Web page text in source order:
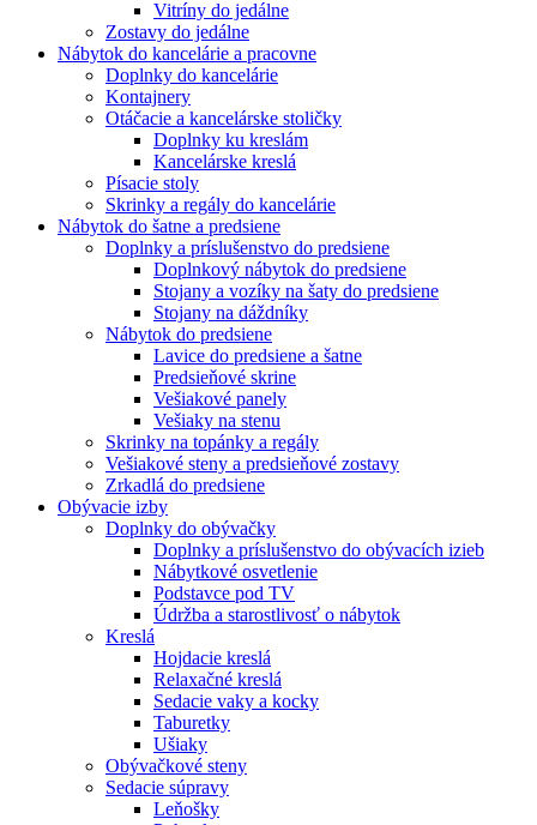
Vitríny do jedálne
Zostavy do jedálne
Nábytok do kancelárie a pracovne
Doplnky do kancelárie
Kontajnery
Otáčacie a kancelárske stoličky
Doplnky ku kreslám
Kancelárske kreslá
Písacie stoly
Skrinky a regály do kancelárie
Nábytok do šatne a predsiene
Doplnky a príslušenstvo do predsiene
Doplnkový nábytok do predsiene
Stojany a vozíky na šaty do predsiene
Stojany na dáždníky
Nábytok do predsiene
Lavice do predsiene a šatne
Predsieňové skrine
Vešiakové panely
Vešiaky na stenu
Skrinky na topánky a regály
Vešiakové steny a predsieňové zostavy
Zrkadlá do predsiene
Obývacie izby
Doplnky do obývačky
Doplnky a príslušenstvo do obývacích izieb
Nábytkové osvetlenie
Podstavce pod TV
Údržba a starostlivosť o nábytok
Kreslá
Hojdacie kreslá
Relaxačné kreslá
Sedacie vaky a kocky
Taburetky
Ušiaky
Obývačkové steny
Sedacie súpravy
Leňošky